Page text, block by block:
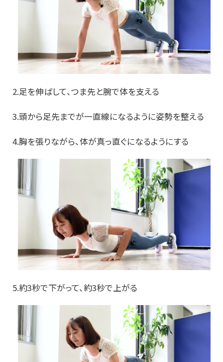
2.足を伸ばして、つま先と腕で体を支える
3.頭から足先までが一直線になるように姿勢を整える
4.胸を張りながら、体が真っ直ぐになるようにする
5.約3秒で下がって、約3秒で上がる